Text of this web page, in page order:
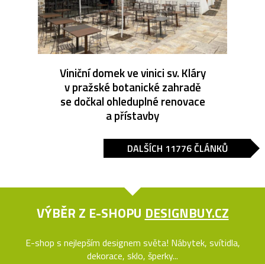
Viniční domek ve vinici sv. Kláry
v pražské botanické zahradě
se dočkal ohleduplné renovace
a přístavby
DALŠÍCH 11776 ČLÁNKŮ
VÝBĚR Z E-SHOPU DESIGNBUY.CZ
E-shop s nejlepším designem světa! Nábytek, svítidla,
dekorace, sklo, šperky...